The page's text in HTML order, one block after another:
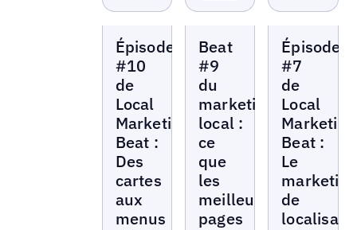
Local
Marketing
Beat
Épisode
#10
de
Local
Marketing
Beat :
Des
cartes
aux
menus
Marketing
Beat
Beat
#9
du
marketing
local :
ce
que
les
meilleures
pages
Marketing
Beat
Épisode
#7
de
Local
Marketing
Beat :
Le
de